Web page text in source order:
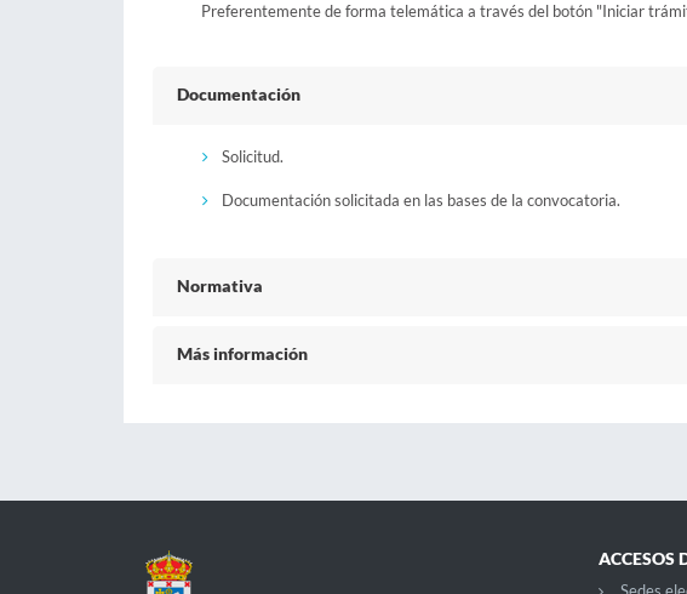
Preferentemente de forma telemática a través del botón "Iniciar
Documentación
Solicitud.
Documentación solicitada en las bases de la convocatoria.
Normativa
Más información
ACCESOS